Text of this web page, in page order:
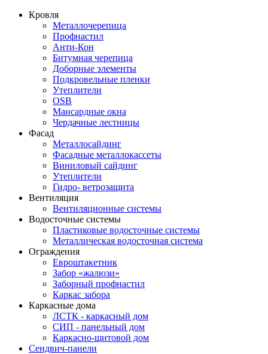
Кровля
Металлочерепица
Профнастил
Анти-Кон
Битумная черепица
Доборные элементы
Подкровельные пленки
Утеплители
OSB
Мансардные окна
Чердачные лестницы
Фасад
Металлосайдинг
Фасадные металлокассеты
Виниловый сайдинг
Утеплители
Гидро- ветрозащита
Вентиляция
Вентиляционные системы
Водосточные системы
Пластиковые водосточные системы
Металлическая водосточная система
Ограждения
Евроштакетник
Забор «жалюзи»
Заборный профнастил
Каркас забора
Каркасные дома
ЛСТК - каркасный дом
СИП - панельный дом
Каркасно-щитовой дом
Сендвич-панели